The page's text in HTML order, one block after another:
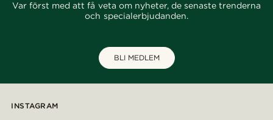
Var först med att få veta om nyheter, de senaste trenderna
och specialerbjudanden.
BLI MEDLEM
INSTAGRAM